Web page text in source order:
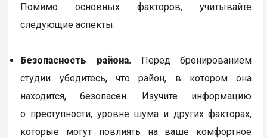
Помимо основных факторов, учитывайте
следующие аспекты:
Безопасность района. Перед бронированием
студии убедитесь, что район, в котором она
находится, безопасен. Изучите информацию
о преступности, уровне шума и других факторах,
которые могут повлиять на ваше комфортное